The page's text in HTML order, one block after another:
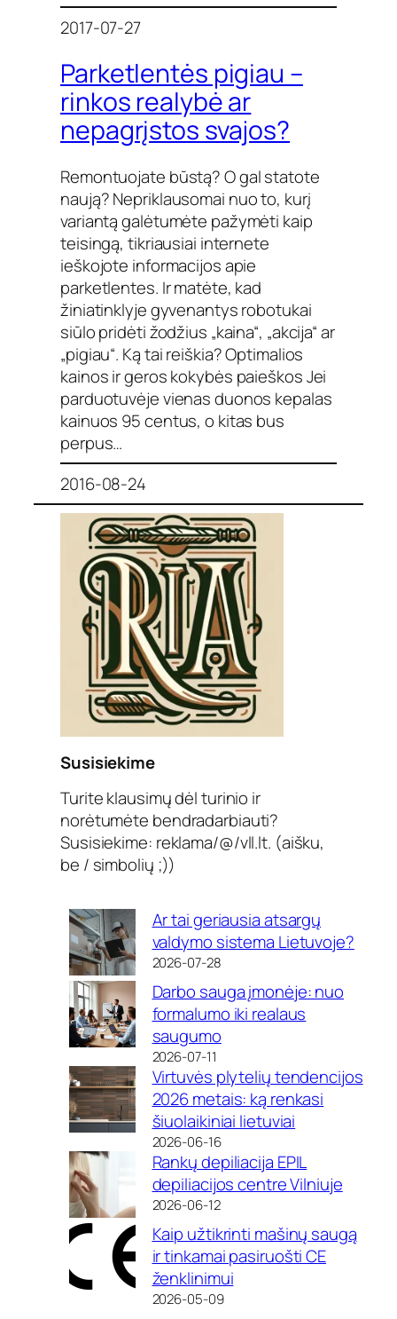
2017-07-27
Parketlentės pigiau –
rinkos realybė ar
nepagrįstos svajos?
Remontuojate būstą? O gal statote
naują? Nepriklausomai nuo to, kurį
variantą galėtumėte pažymėti kaip
teisingą, tikriausiai internete
ieškojote informacijos apie
parketlentes. Ir matėte, kad
žiniatinklyje gyvenantys robotukai
siūlo pridėti žodžius „kaina“, „akcija“ ar
„pigiau“. Ką tai reiškia? Optimalios
kainos ir geros kokybės paieškos Jei
parduotuvėje vienas duonos kepalas
kainuos 95 centus, o kitas bus
perpus…
2016-08-24
Susisiekime
Turite klausimų dėl turinio ir
norėtumėte bendradarbiauti?
Susisiekime: reklama/@/vll.lt. (aišku,
be / simbolių ;))
Ar tai geriausia atsargų
valdymo sistema Lietuvoje?
2026-07-28
Darbo sauga įmonėje: nuo
formalumo iki realaus
saugumo
2026-07-11
Virtuvės plytelių tendencijos
2026 metais: ką renkasi
šiuolaikiniai lietuviai
2026-06-16
Rankų depiliacija EPIL
depiliacijos centre Vilniuje
2026-06-12
Kaip užtikrinti mašinų saugą
ir tinkamai pasiruošti CE
ženklinimui
2026-05-09